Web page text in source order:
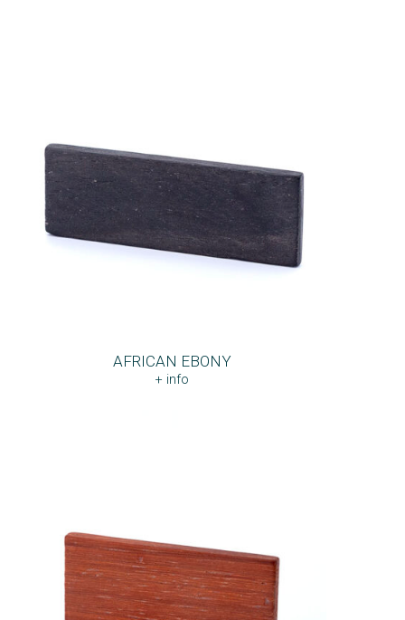
AFRICAN EBONY
+ info